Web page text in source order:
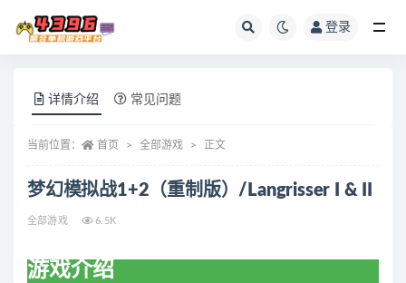
登录
详情介绍 常见问题
当前位置： 首页 全部游戏 正文
梦幻模拟战1+2（重制版）/Langrisser I & II
全部游戏 6.5K
游戏介绍